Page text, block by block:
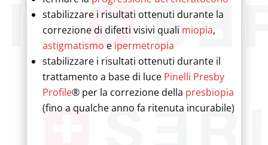
stabilizzare i risultati ottenuti durante la
correzione di difetti visivi quali miopia,
astigmatismo e ipermetropia
stabilizzare i risultati ottenuti durante il
trattamento a base di luce Pinelli Presby
Profile® per la correzione della presbiopia
(fino a qualche anno fa ritenuta incurabile)